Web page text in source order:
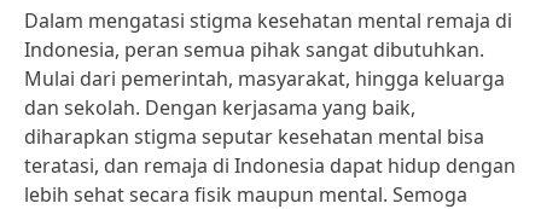
Dalam mengatasi stigma kesehatan mental remaja di
Indonesia, peran semua pihak sangat dibutuhkan.
Mulai dari pemerintah, masyarakat, hingga keluarga
dan sekolah. Dengan kerjasama yang baik,
diharapkan stigma seputar kesehatan mental bisa
teratasi, dan remaja di Indonesia dapat hidup dengan
lebih sehat secara fisik maupun mental. Semoga